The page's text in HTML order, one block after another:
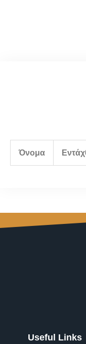
Όνομα
Useful Links